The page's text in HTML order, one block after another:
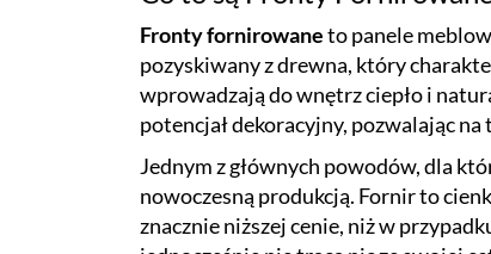
Fronty fornirowaneto panele
pozyskiwany z drewna, który
wprowadzają do wnętrz ciepło i
potencjał dekoracyjny, pozwalając
Jednym z głównych powodów, dla
nowoczesną produkcją. Fornir to
znacznie niższej cenie, niż w